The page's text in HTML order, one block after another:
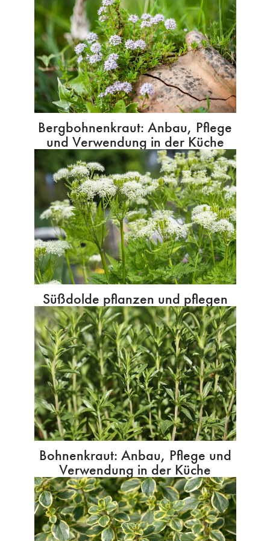
Bergbohnenkraut: Anbau, Pflege
und Verwendung in der Küche
Süßdolde pflanzen und pflegen
Bohnenkraut: Anbau, Pflege und
Verwendung in der Küche